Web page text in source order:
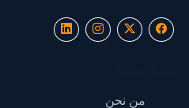
من نحن